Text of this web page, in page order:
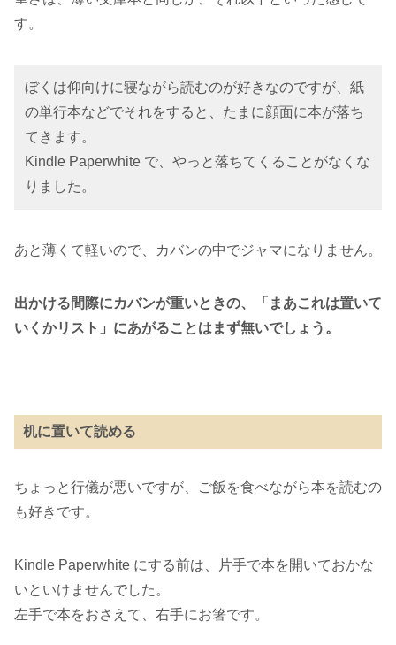
す。
ぼくは仰向けに寝ながら読むのが好きなのですが、紙
の単行本などでそれをすると、たまに顔面に本が落ち
てきます。
Kindle Paperwhite で、やっと落ちてくることがなくな
りました。
あと薄くて軽いので、カバンの中でジャマになりません。
出かける間際にカバンが重いときの、「まあこれは置いて
いくかリスト」にあがることはまず無いでしょう。
机に置いて読める
ちょっと行儀が悪いですが、ご飯を食べながら本を読むの
も好きです。
Kindle Paperwhite にする前は、片手で本を開いておかな
いといけませんでした。
左手で本をおさえて、右手にお箸です。